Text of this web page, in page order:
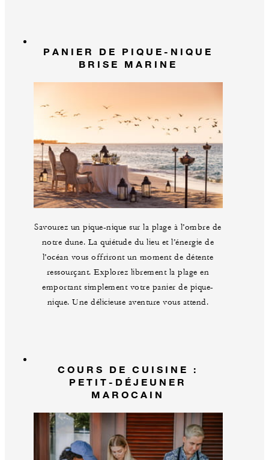
PANIER DE PIQUE-NIQUE
BRISE MARINE
Savourez un pique-nique sur la plage à l’ombre de
notre dune. La quiétude du lieu et l’énergie de
l’océan vous offriront un moment de détente
ressourçant. Explorez librement la plage en
emportant simplement votre panier de pique-
nique. Une délicieuse aventure vous attend.
COURS DE CUISINE :
PETIT-DÉJEUNER
MAROCAIN